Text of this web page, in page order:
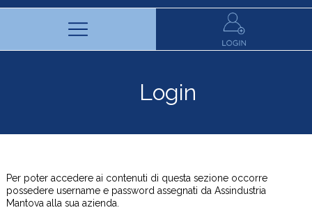
Login
Per poter accedere ai contenuti di questa sezione occorre
possedere username e password assegnati da Assindustria
Mantova alla sua azienda.